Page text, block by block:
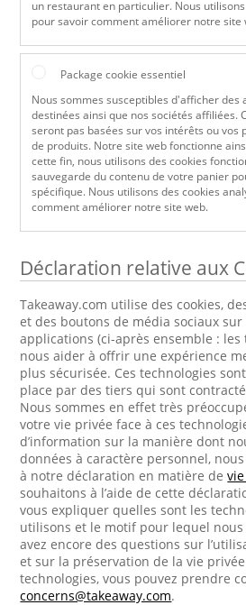
un restaurant en particulier. Nous
pour savoir comment améliorer notre site
Package cookie essentiel
Nous sommes susceptibles d'afficher des
destinées ainsi que nos sociétés affiliées.
seront pas basées sur vos intérêts ou vos
de produits. Notre site web fonctionne
cette fin, nous utilisons des cookies
sauvegarde du contenu de votre panier
spécifique. Nous utilisons des cookies
comment améliorer notre site web.
Déclaration relative aux
Takeaway.com utilise des cookies,
et des boutons de média sociaux sur
applications (ci-après ensemble :
nous aider à offrir une expérience
plus sécurisée. Ces technologies
place par des tiers qui sont
Nous sommes en effet très
votre vie privée face à ces
d’information sur la manière dont
données à caractère personnel,
à notre déclaration en matière de
souhaitons à l’aide de cette
vous expliquer quelles sont les
utilisons et le motif pour lequel nous
avez encore des questions sur
et sur la préservation de la vie
technologies, vous pouvez prendre
concerns@takeaway.com.